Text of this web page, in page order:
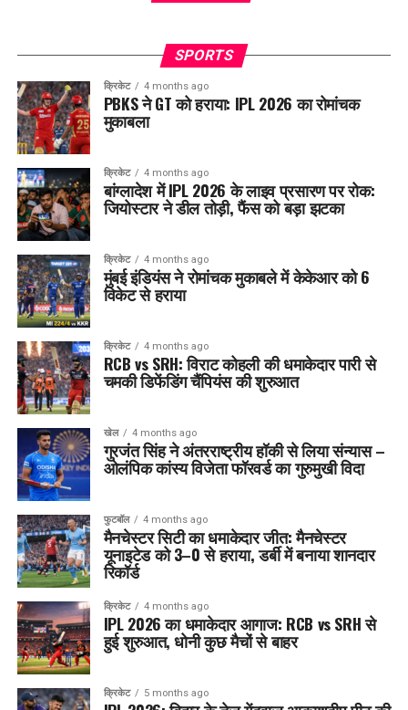
SPORTS
क्रिकेट 4 months ago
PBKS ने GT को हराया: IPL 2026 का रोमांचक
मुकाबला
क्रिकेट 4 months ago
बांग्लादेश में IPL 2026 के लाइव प्रसारण पर रोक:
जियोस्टार ने डील तोड़ी, फैंस को बड़ा झटका
क्रिकेट 4 months ago
मुंबई इंडियंस ने रोमांचक मुकाबले में केकेआर को 6
विकेट से हराया
क्रिकेट 4 months ago
RCB vs SRH: विराट कोहली की धमाकेदार पारी से
चमकी डिफेंडिंग चैंपियंस की शुरुआत
खेल 4 months ago
गुरजंत सिंह ने अंतरराष्ट्रीय हॉकी से लिया संन्यास –
ओलंपिक कांस्य विजेता फॉरवर्ड का गुरुमुखी विदा
फुटबॉल 4 months ago
मैनचेस्टर सिटी का धमाकेदार जीत: मैनचेस्टर
यूनाइटेड को 3–0 से हराया, डर्बी में बनाया शानदार
रिकॉर्ड
क्रिकेट 4 months ago
IPL 2026 का धमाकेदार आगाज: RCB vs SRH से
हुई शुरुआत, धोनी कुछ मैचों से बाहर
क्रिकेट 5 months ago